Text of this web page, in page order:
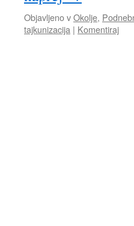
Objavljeno vOkolje,
tajkunizacija | Komentiraj